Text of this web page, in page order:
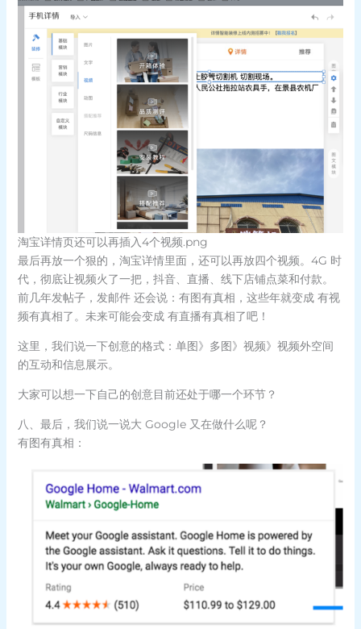
淘宝详情页还可以再插入4个视频.png
最后再放一个狠的，淘宝详情里面，还可以再放四个视频。4G 时
代，彻底让视频火了一把，抖音、直播、线下店铺点菜和付款。
前几年发帖子，发邮件 还会说：有图有真相，这些年就变成 有视
频有真相了。未来可能会变成 有直播有真相了吧！
这里，我们说一下创意的格式：单图》多图》视频》视频外空间
的互动和信息展示。
大家可以想一下自己的创意目前还处于哪一个环节？
八、最后，我们说一说大 Google 又在做什么呢？
有图有真相：